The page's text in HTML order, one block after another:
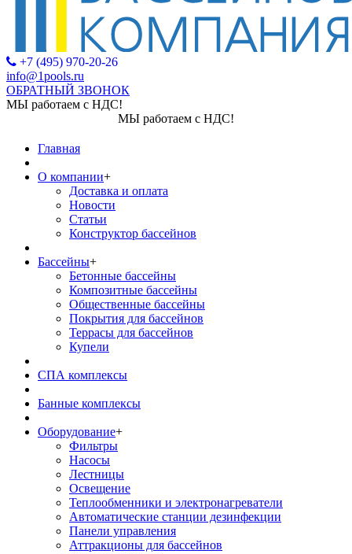
+7 (495) 970-20-26
info@1pools.ru
ОБРАТНЫЙ ЗВОНОК
МЫ работаем с НДС!
МЫ работаем с НДС!
Главная
О компании+
Доставка и оплата
Новости
Статьи
Конструктор бассейнов
Бассейны+
Бетонные бассейны
Композитные бассейны
Общественные бассейны
Покрытия для бассейнов
Террасы для бассейнов
Купели
СПА комплексы
Банные комплексы
Оборудование+
Фильтры
Насосы
Лестницы
Освещение
Теплообменники и электронагреватели
Автоматические станции дезинфекции
Панели управления
Аттракционы для бассейнов